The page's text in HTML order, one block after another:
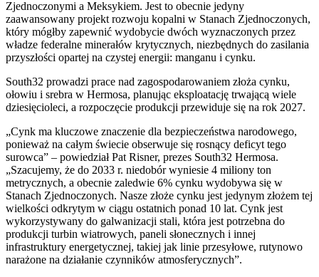
Zjednoczonymi a Meksykiem. Jest to obecnie jedyny
zaawansowany projekt rozwoju kopalni w Stanach Zjednoczonych,
który mógłby zapewnić wydobycie dwóch wyznaczonych przez
władze federalne minerałów krytycznych, niezbędnych do zasilania
przyszłości opartej na czystej energii: manganu i cynku.
South32 prowadzi prace nad zagospodarowaniem złoża cynku,
ołowiu i srebra w Hermosa, planując eksploatację trwającą wiele
dziesięcioleci, a rozpoczęcie produkcji przewiduje się na rok 2027.
„Cynk ma kluczowe znaczenie dla bezpieczeństwa narodowego,
ponieważ na całym świecie obserwuje się rosnący deficyt tego
surowca” – powiedział Pat Risner, prezes South32 Hermosa.
„Szacujemy, że do 2033 r. niedobór wyniesie 4 miliony ton
metrycznych, a obecnie zaledwie 6% cynku wydobywa się w
Stanach Zjednoczonych. Nasze złoże cynku jest jedynym złożem tej
wielkości odkrytym w ciągu ostatnich ponad 10 lat. Cynk jest
wykorzystywany do galwanizacji stali, która jest potrzebna do
produkcji turbin wiatrowych, paneli słonecznych i innej
infrastruktury energetycznej, takiej jak linie przesyłowe, rutynowo
narażone na działanie czynników atmosferycznych”.